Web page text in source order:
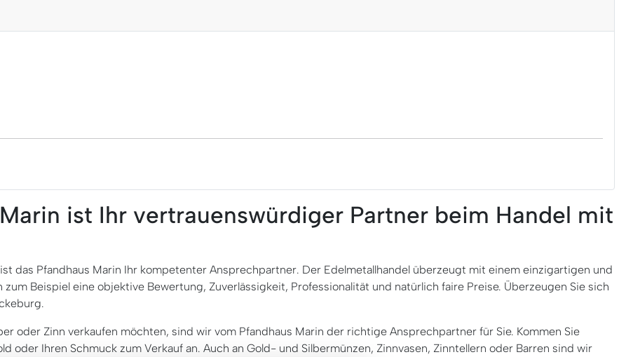
ist Ihr vertrauenswürdiger Partner beim Handel mit
das Pfandhaus Marin Ihr kompetenter Ansprechpartner. Der Edelmetallhandel überzeugt mit einem einzigartigen und
Beispiel eine objektive Bewertung, Zuverlässigkeit, Professionalität und natürlich faire Preise. Überzeugen Sie sich
oder Zinn verkaufen möchten, sind wir vom Pfandhaus Marin der richtige Ansprechpartner für Sie. Kommen Sie
oder Ihren Schmuck zum Verkauf an. Auch an Gold- und Silbermünzen, Zinnvasen, Zinntellern oder Barren sind wir